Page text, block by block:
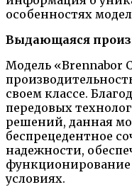
особенностях
Выдающаяся
Модель «Brennabor
своем классе.
передовых
решений, данная
беспрецедентное
надежности,
функционирование
условиях.